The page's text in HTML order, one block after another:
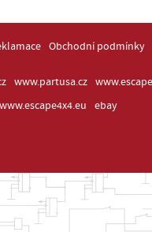
Obchodní podmínky
www.partusa.cz
www.escape4x4.eu ebay